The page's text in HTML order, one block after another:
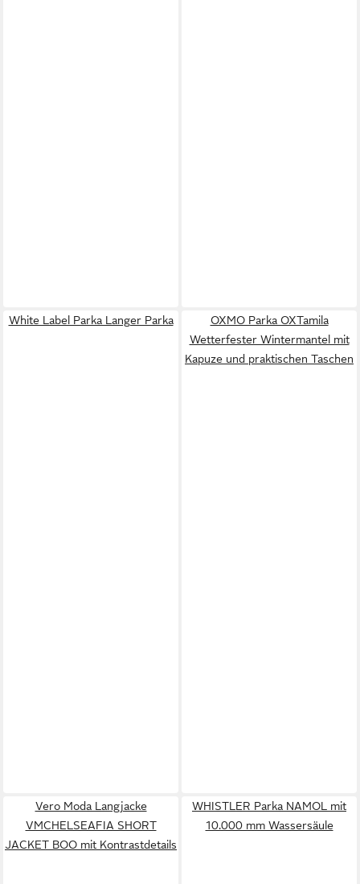
White Label Parka Langer Parka
OXMO Parka OXTamila
Wetterfester Wintermantel mit
Kapuze und praktischen Taschen
Vero Moda Langjacke
VMCHELSEAFIA SHORT
JACKET BOO mit Kontrastdetails
WHISTLER Parka NAMOL mit
10.000 mm Wassersäule